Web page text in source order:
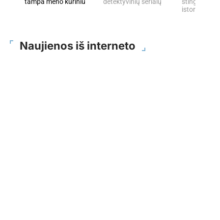
tampa meno kūriniu
detektyvinių serialų
stingdančių
istorijų
Naujienos iš interneto